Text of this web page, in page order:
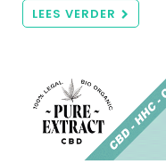
LEES VERDER